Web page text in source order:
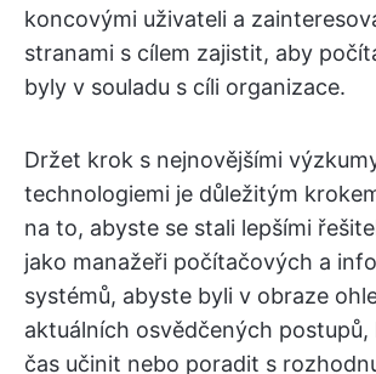
koncovými uživateli a
stranami s cílem zajistit, aby
byly v souladu s cíli organizace.
Držet krok s nejnovějšími
technologiemi je důležitým
na to, abyste se stali lepšími
jako manažeři počítačových a
systémů, abyste byli v obraze
aktuálních osvědčených
čas učinit nebo poradit s